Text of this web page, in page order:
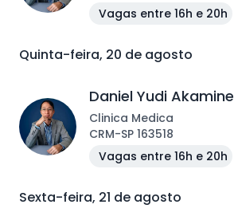
Vagas entre 16h e 20h
Quinta-feira, 20 de agosto
Daniel Yudi Akamine
Clinica Medica
CRM-SP 163518
Vagas entre 16h e 20h
Sexta-feira, 21 de agosto